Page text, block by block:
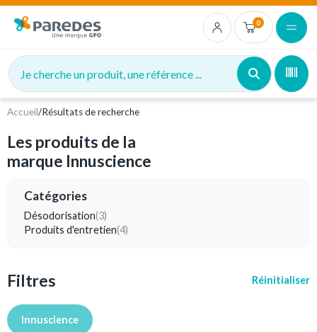
0
Je cherche un produit, une référence ...
Accueil/Résultats de recherche
Les produits de la
marque Innuscience
Catégories
Désodorisation(3)
Produits d'entretien(4)
Filtres
Innuscience
Réinitialiser